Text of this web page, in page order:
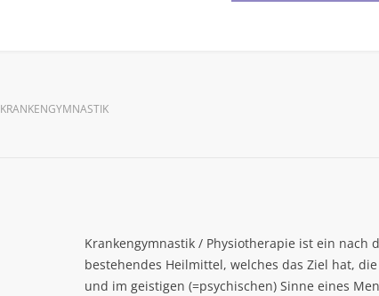
KRANKENGYMNASTIK
Krankengymnastik / Physiotherapie ist ein
bestehendes Heilmittel, welches das Ziel hat,
und im geistigen (=psychischen) Sinne eines